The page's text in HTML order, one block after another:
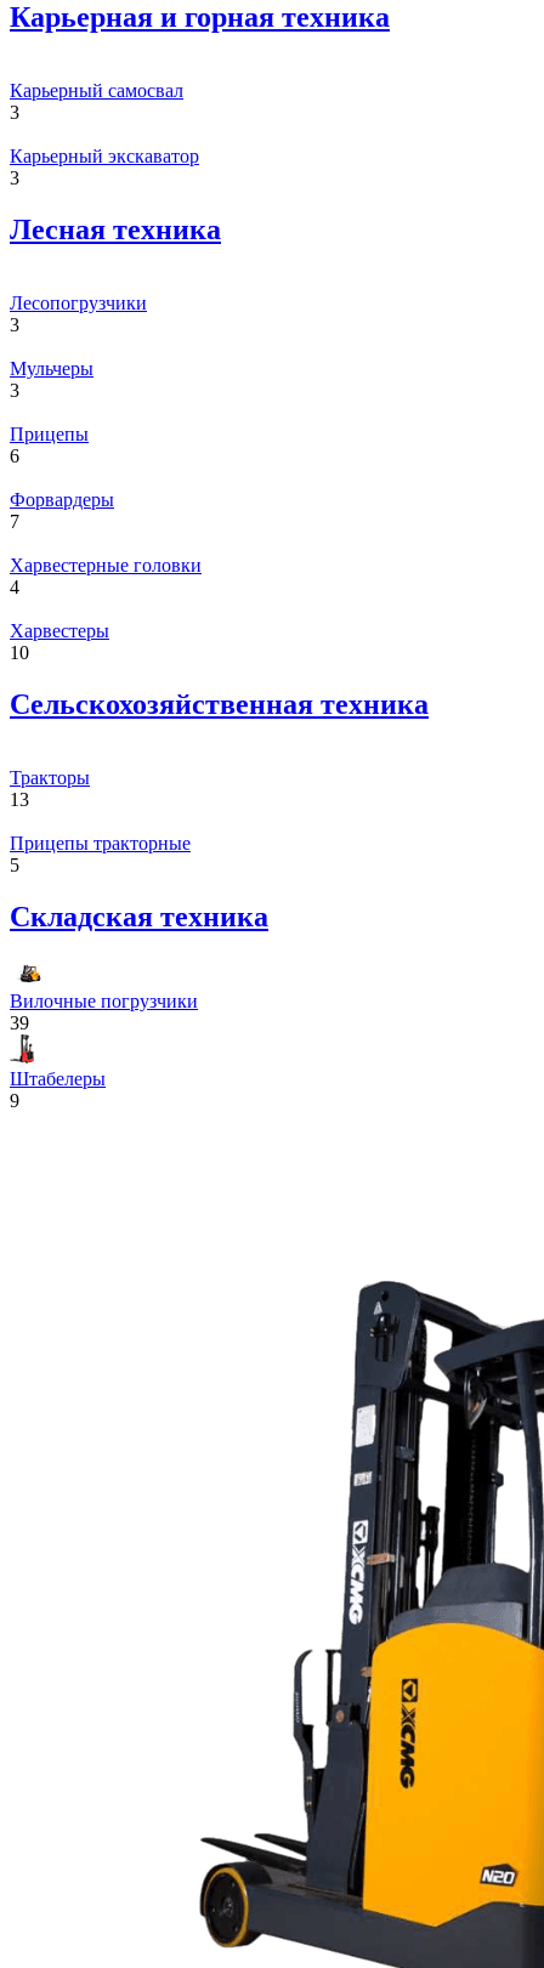
Карьерная и горная техника
Карьерный самосвал
3
Карьерный экскаватор
3
Лесная техника
Лесопогрузчики
3
Мульчеры
3
Прицепы
6
Форвардеры
7
Харвестерные головки
4
Харвестеры
10
Сельскохозяйственная техника
Тракторы
13
Прицепы тракторные
5
Складская техника
Вилочные погрузчики
39
Штабелеры
9